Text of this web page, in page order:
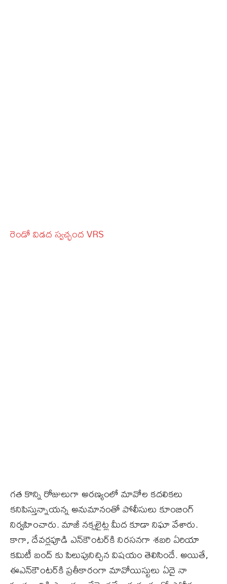
రెండో విడద స్వచ్ఛంద VRS
గత కొన్ని రోజులుగా అరణ్యంలో మావోల కదలికలు
కనిపిస్తున్నాయన్న అనుమానంతో పోలీసులు కూంబింగ్‌
నిర్వహించారు. మాజీ నక్సలైట్ల మీద కూడా నిఘా వేశారు.
కాగా, దేవర్లపూడి ఎన్‌కౌంటర్‌కి నిరసనగా శబరి ఏరియా
కమిటీ బంద్ కు పిలుపునిచ్చిన విషయం తెలిసిందే. అయితే,
ఈఎన్‌కౌంటర్‌కి ప్రతీకారంగా మావోయిస్టులు ఏదై నా